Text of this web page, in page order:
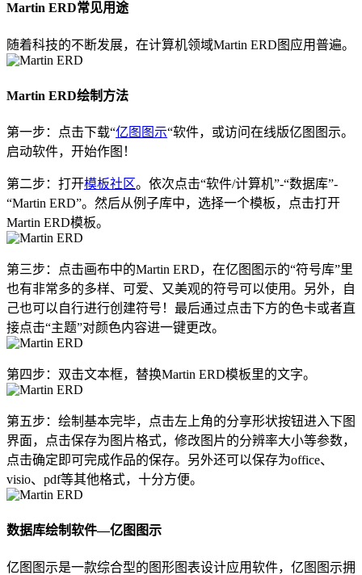
Martin ERD常见用途
随着科技的不断发展，在计算机领域Martin ERD图应用普遍。
Martin ERD绘制方法
第一步：点击下载“亿图图示“软件，或访问在线版亿图图示。
启动软件，开始作图！
第二步：打开模板社区。依次点击“软件/计算机”-“数据库”-
“Martin ERD”。然后从例子库中，选择一个模板，点击打开
Martin ERD模板。
第三步：点击画布中的Martin ERD，在亿图图示的“符号库”里
也有非常多的多样、可爱、又美观的符号可以使用。另外，自
己也可以自行进行创建符号！最后通过点击下方的色卡或者直
接点击“主题”对颜色内容进一键更改。
第四步：双击文本框，替换Martin ERD模板里的文字。
第五步：绘制基本完毕，点击左上角的分享形状按钮进入下图
界面，点击保存为图片格式，修改图片的分辨率大小等参数，
点击确定即可完成作品的保存。另外还可以保存为office、
visio、pdf等其他格式，十分方便。
数据库绘制软件—亿图图示
亿图图示是一款综合型的图形图表设计应用软件，亿图图示拥